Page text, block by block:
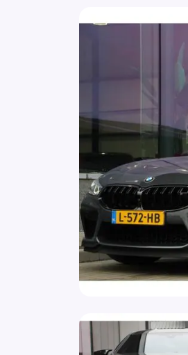
Anti Blokkeer
Armsteun voor
Audio installatie
Bekerhouder
Binnenspiegel
Bluetooth